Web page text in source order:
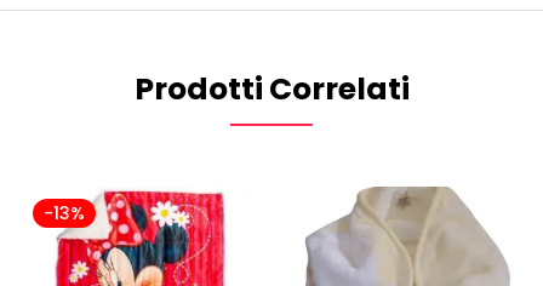
Prodotti Correlati
-13%